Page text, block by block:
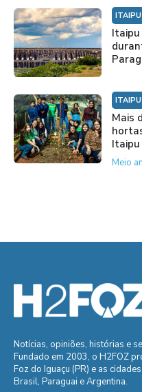
ITAIPU
Itaipu
ITAIPU
Mais
Itaipu
Meio
Notícias, opiniões, histórias e
Fundado em 2003, o H2FOZ
Foz do Iguaçu (PR) e as
Brasil, Paraguai e Argentina.